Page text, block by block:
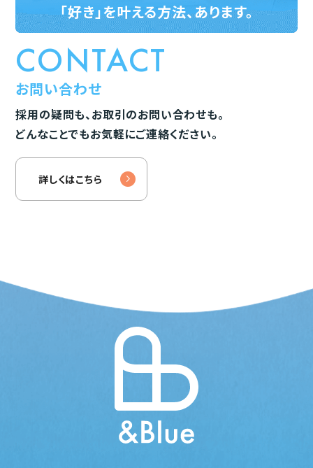
「好き」を叶える方法、あります。
CONTACT
お問い合わせ
採用の疑問も、お取引のお問い合わせも。
どんなことでもお気軽にご連絡ください。
詳しくはこちら